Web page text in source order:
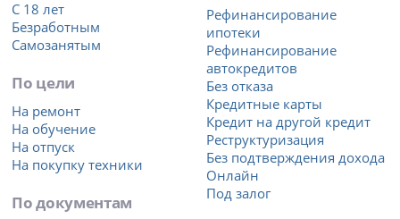
С 18 лет
Безработным
Самозанятым
По цели
На ремонт
На обучение
На отпуск
На покупку техники
По документам
Рефинансирование
ипотеки
Рефинансирование
автокредитов
Без отказа
Кредитные карты
Кредит на другой кредит
Реструктуризация
Без подтверждения дохода
Онлайн
Под залог